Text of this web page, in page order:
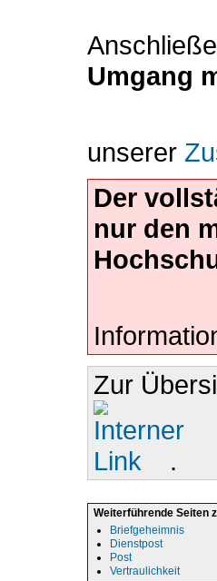
Umgang
unserer
Der
nur den
Zur
.
Weiterführende Seiten
Briefgeheimnis
Dienstpost
Post
Vertraulichkeit